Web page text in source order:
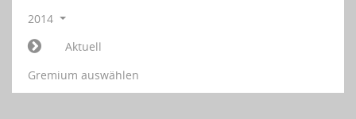
2014
Aktuell
Gremium auswählen